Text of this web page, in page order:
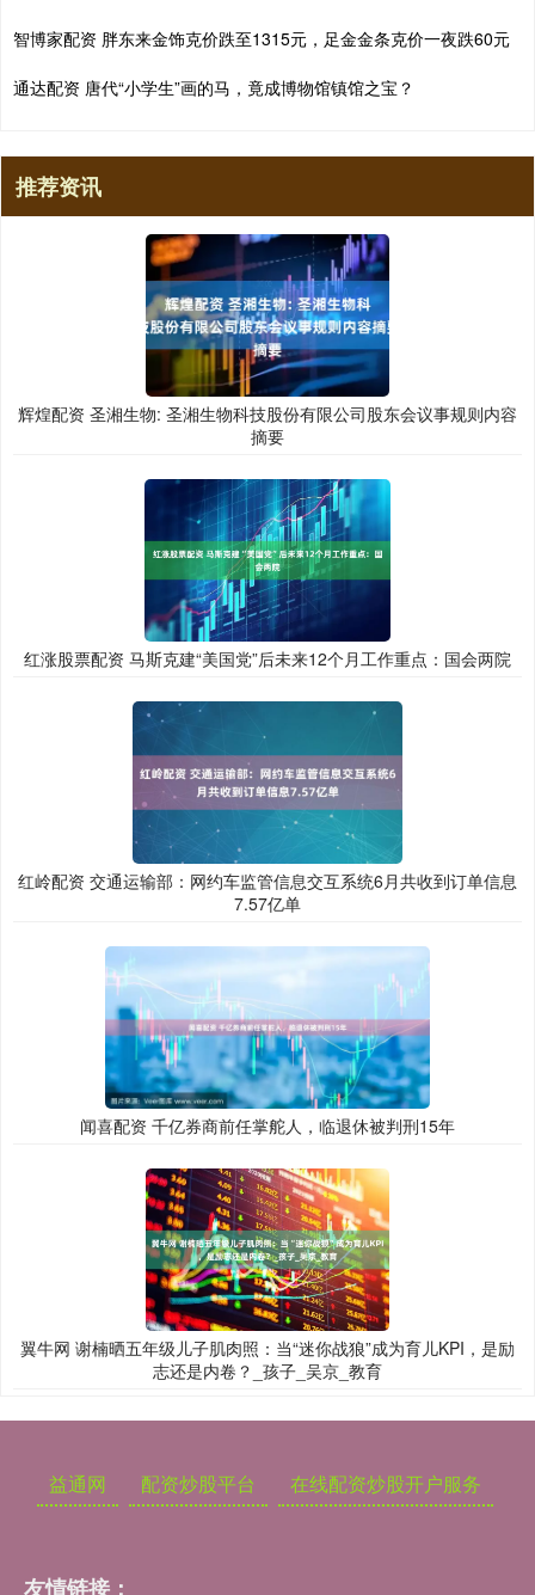
智博家配资 胖东来金饰克价跌至1315元，足金金条克价一夜跌60元
通达配资 唐代“小学生”画的马，竟成博物馆镇馆之宝？
推荐资讯
辉煌配资 圣湘生物: 圣湘生物科技股份有限公司股东会议事规则内容
摘要
红涨股票配资 马斯克建“美国党”后未来12个月工作重点：国会两院
红岭配资 交通运输部：网约车监管信息交互系统6月共收到订单信息
7.57亿单
闻喜配资 千亿券商前任掌舵人，临退休被判刑15年
翼牛网 谢楠晒五年级儿子肌肉照：当“迷你战狼”成为育儿KPI，是励
志还是内卷？_孩子_吴京_教育
益通网 配资炒股平台 在线配资炒股开户服务
友情链接：